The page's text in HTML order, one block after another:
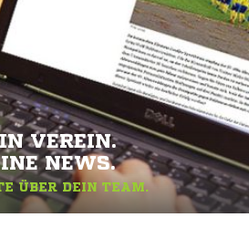
VEREIN.
NEWS.
ÜBER DEIN TEAM.